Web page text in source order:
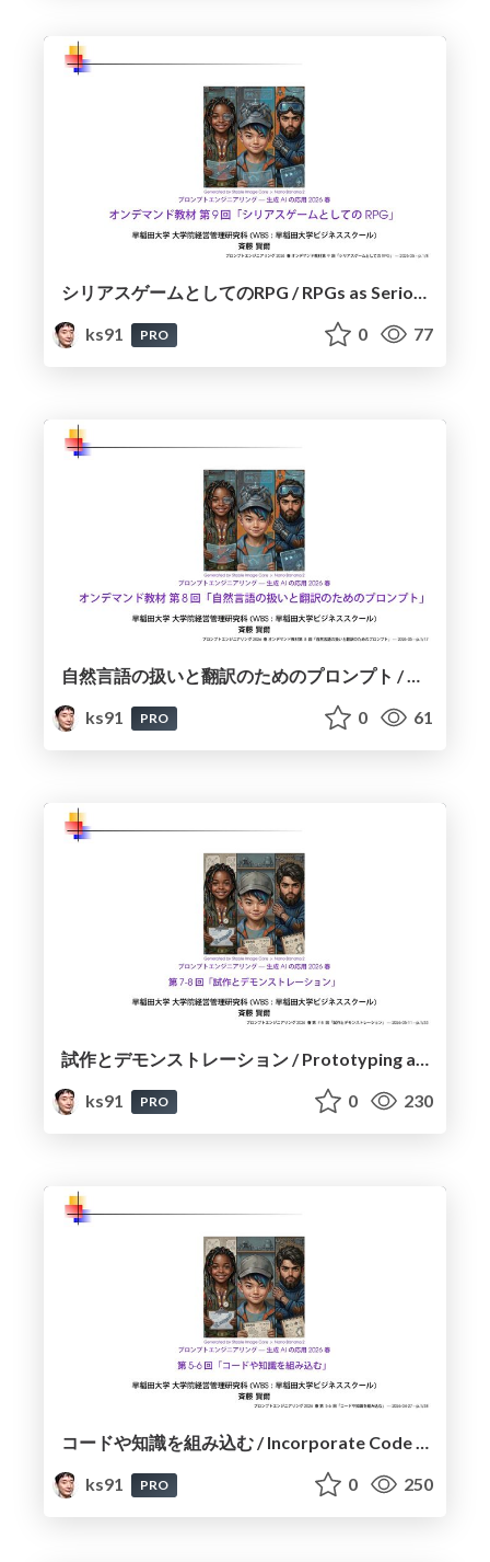
シリアスゲームとしてのRPG / RPGs as Serious Games
ks91
PRO 0 77
自然言語の扱いと翻訳のためのプロンプト / Handling Natural Language and Prompts for Translation
ks91
PRO 0 61
試作とデモンストレーション / Prototyping and Demonstrations
ks91
PRO 0 230
コードや知識を組み込む / Incorporate Code and Knowledge
ks91
PRO 0 250